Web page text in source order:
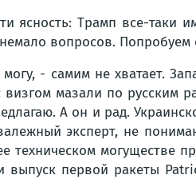
ясность: Трамп все-
вопросов. Попробуем
- самим не хватает.
мазали по
А он и рад.
эксперт, не
техническом могуществе
выпуск первой ракеты